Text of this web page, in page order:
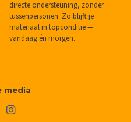
directe ondersteuning, zonder
tussenpersonen. Zo blijft je
materiaal in topconditie —
vandaag én morgen.
media